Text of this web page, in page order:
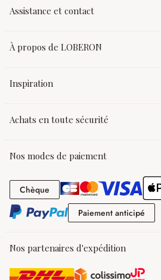
Assistance et contact
À propos de LOBERON
Inspiration
Achats en toute sécurité
Nos modes de paiement
Chèque Chèque
Paiement anticipé
Nos partenaires d'expédition